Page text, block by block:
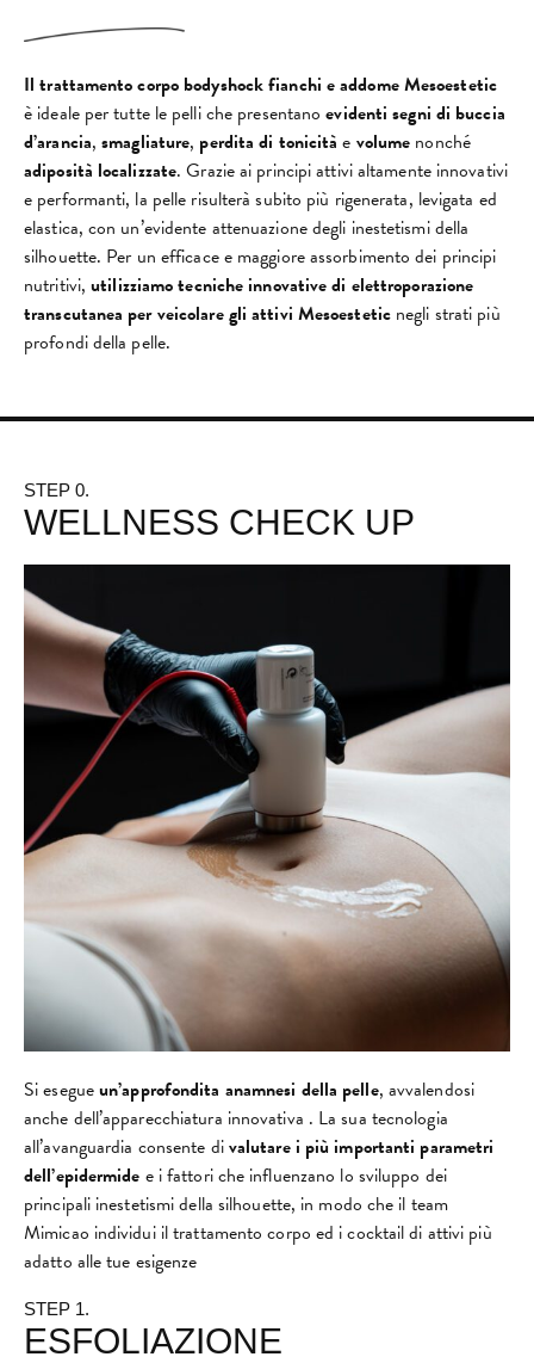
Il trattamento corpo bodyshock fianchi e addome Mesoestetic
è ideale per tutte le pelli che presentanoevidenti segni di buccia
d’arancia,smagliature, perdita di tonicità e volume nonché
adiposità localizzate. Grazie ai principi attivi altamente innovativi
e performanti, la pelle risulterà subito più rigenerata, levigata ed
elastica, con un’evidente attenuazione degli inestetismi della
silhouette. Per un efficace e maggiore assorbimento dei principi
nutritivi,utilizziamo tecniche innovative di elettroporazione
transcutanea per veicolare gli attivi Mesoesteticnegli strati più
profondi della pelle.
STEP 0.
WELLNESS CHECK UP
Si esegueun’approfondita anamnesi della pelle, avvalendosi
anche dell’apparecchiatura innovativa . La sua tecnologia
all’avanguardia consente divalutare i più importanti parametri
dell’epidermide e i fattori che influenzano lo sviluppo dei
principali inestetismi della silhouette, in modo che il team
Mimicao individui il trattamento corpo ed i cocktail di attivi più
adatto alle tue esigenze
STEP 1.
ESFOLIAZIONE